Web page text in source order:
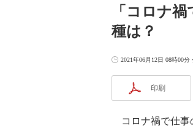
「コロナ
種は？
2021年06月12日 08時00分
印刷
コロナ禍で仕事